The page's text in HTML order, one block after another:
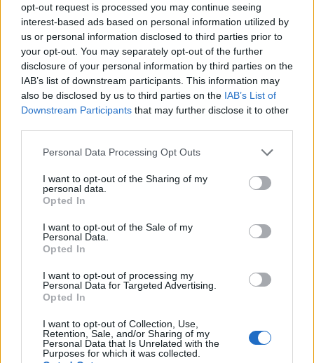
opt-out request is processed you may continue seeing
interest-based ads based on personal information utilized by
us or personal information disclosed to third parties prior to
your opt-out. You may separately opt-out of the further
disclosure of your personal information by third parties on the
IAB’s list of downstream participants. This information may
also be disclosed by us to third parties on the IAB’s List of
Downstream Participants that may further disclose it to other
Please note that this website/app uses one or more Google
not limited to your visit or usage behaviour. You may click to
grant or deny consent to Google and its third-party tags to
use your data for below specified purposes in below Google
consent section.
Personal Data Processing Opt Outs
I want to opt-out of the Sharing of my
personal data.
Opted In
I want to opt-out of the Sale of my
Personal Data.
Opted In
I want to opt-out of processing my
Personal Data for Targeted Advertising.
Opted In
I want to opt-out of Collection, Use,
Retention, Sale, and/or Sharing of my
Personal Data that Is Unrelated with the
Purposes for which it was collected.
Dimitris Mallas
Journalist CNN Greece
Dimitris Theofanous
Managing Director, eTURN
OmniCommerce
12:00 - 12:45
Opening - Welcome remarks
12:45 -